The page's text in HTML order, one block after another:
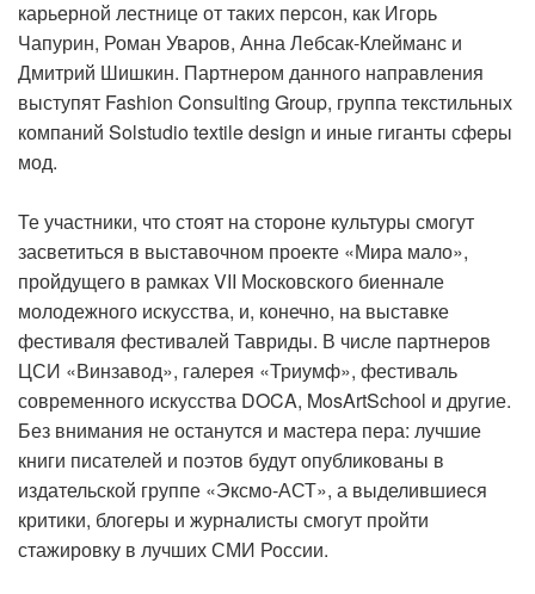
карьерной лестнице от таких персон, как Игорь
Чапурин, Роман Уваров, Анна Лебсак-Клейманс и
Дмитрий Шишкин. Партнером данного направления
выступят Fashion Consulting Group, группа текстильных
компаний Solstudio textile design и иные гиганты сферы
мод.
Те участники, что стоят на стороне культуры смогут
засветиться в выставочном проекте «Мира мало»,
пройдущего в рамках VII Московского биеннале
молодежного искусства, и, конечно, на выставке
фестиваля фестивалей Тавриды. В числе партнеров
ЦСИ «Винзавод», галерея «Триумф», фестиваль
современного искусства DOCA, MosArtSchool и другие.
Без внимания не останутся и мастера пера: лучшие
книги писателей и поэтов будут опубликованы в
издательской группе «Эксмо-АСТ», а выделившиеся
критики, блогеры и журналисты смогут пройти
стажировку в лучших СМИ России.